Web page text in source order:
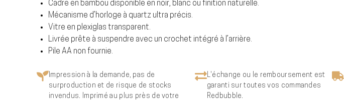
Cadre en bambou disponible en noir, blanc ou finition naturelle.
Mécanisme d’horloge à quartz ultra précis.
Vitre en plexiglas transparent.
Livrée prête à suspendre avec un crochet intégré à l’arrière.
Pile AA non fournie.
Impression à la demande, pas de
surproduction et de risque de stocks
invendus. Imprimé au plus près de votre
L'échange ou le remboursement est
garanti sur toutes vos commandes
Redbubble.